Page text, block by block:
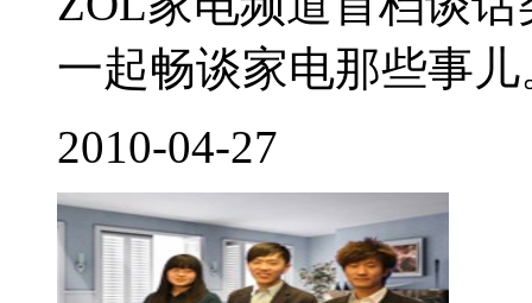
一起畅谈家电那些事儿
2010-04-27